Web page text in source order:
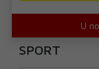
U
SPORT